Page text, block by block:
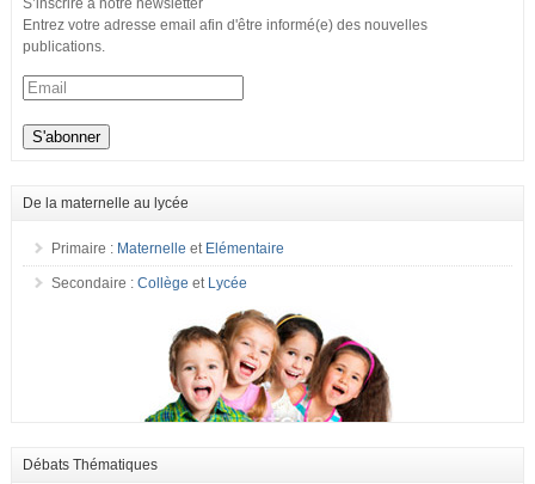
S’inscrire à notre newsletter
Entrez votre adresse email afin d'être informé(e) des nouvelles
publications.
De la maternelle au lycée
Primaire : Maternelle et Elémentaire
Secondaire : Collège et Lycée
Débats Thématiques